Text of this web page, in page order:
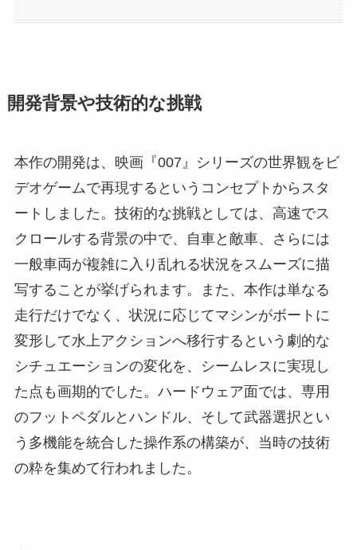
開発背景や技術的な挑戦
本作の開発は、映画『007』シリーズの世界観をビ
デオゲームで再現するというコンセプトからスタ
ートしました。技術的な挑戦としては、高速でス
クロールする背景の中で、自車と敵車、さらには
一般車両が複雑に入り乱れる状況をスムーズに描
写することが挙げられます。また、本作は単なる
走行だけでなく、状況に応じてマシンがボートに
変形して水上アクションへ移行するという劇的な
シチュエーションの変化を、シームレスに実現し
た点も画期的でした。ハードウェア面では、専用
のフットペダルとハンドル、そして武器選択とい
う多機能を統合した操作系の構築が、当時の技術
の粋を集めて行われました。